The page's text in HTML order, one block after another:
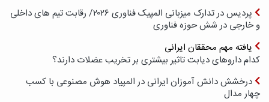
پردیس در تدارک میزبانی المپیک فناوری ۲۰۲۶/ رقابت تیم های داخلی
و خارجی در شش حوزه فناوری
یافته مهم محققان ایرانی
کدام داروهای دیابت تاثیر بیشتری بر تخریب عضلات دارند؟
درخشش دانش آموزان ایرانی در المپیاد هوش مصنوعی با کسب
چهار مدال